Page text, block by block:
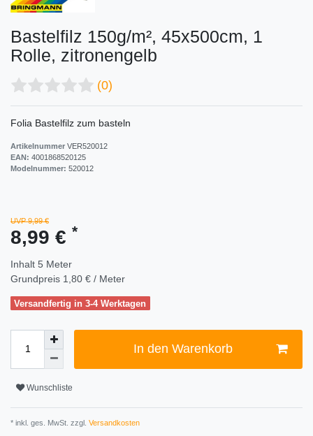
Bastelfilz 150g/m², 45x500cm, 1
Rolle, zitronengelb
(0)
Folia Bastelfilz zum basteln
Artikelnummer VER520012
EAN: 4001868520125
Modelnummer: 520012
UVP 9,99 €
8,99 € *
Inhalt 5 Meter
Grundpreis 1,80 € / Meter
Versandfertig in 3-4 Werktagen
In den Warenkorb
Wunschliste
* inkl. ges. MwSt. zzgl. Versandkosten